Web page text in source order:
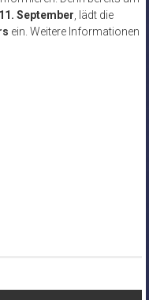
September, lädt die
ein. Weitere Informationen